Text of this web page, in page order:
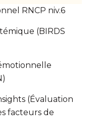
RNCP niv.6
(BIRDS
(Évaluation
facteurs de